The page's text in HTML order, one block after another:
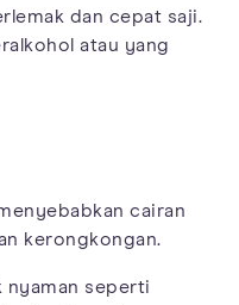
dan cepat saji.
atau yang
cairan
kerongkongan.
nyaman seperti